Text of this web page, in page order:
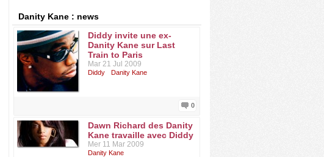
Danity Kane : news
Diddy invite une ex-
Danity Kane sur Last
Train to Paris
Mar 21 Jul 2009
Diddy Danity Kane
0
Dawn Richard des Danity
Kane travaille avec Diddy
Mer 11 Mar 2009
Danity Kane